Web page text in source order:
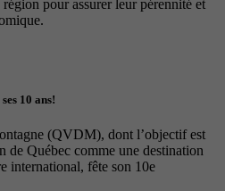
pour assurer leur pérennité et
10 ans!
(QVDM), dont l’objectif est
de Québec comme une destination
international, fête son 10e